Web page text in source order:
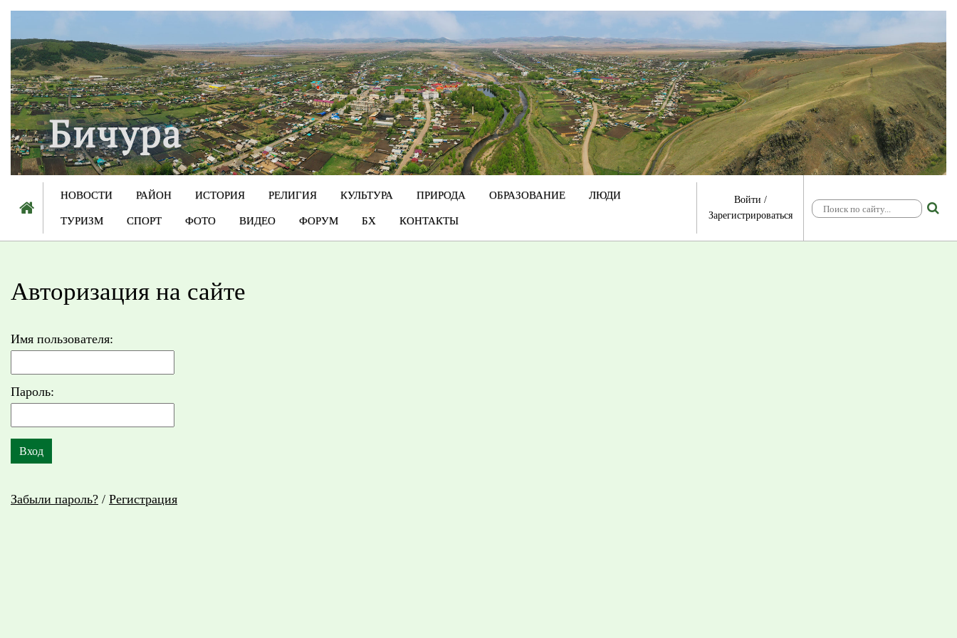
НОВОСТИ РАЙОН ИСТОРИЯ РЕЛИГИЯ КУЛЬТУРА ПРИРОДА ОБРАЗОВАНИЕ ЛЮДИ
ТУРИЗМ СПОРТ ФОТО ВИДЕО ФОРУМ БХ КОНТАКТЫ
Войти /
Зарегистрироваться
Авторизация на сайте
Имя пользователя:
Пароль:
Забыли пароль? / Регистрация